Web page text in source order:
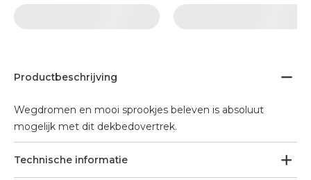
Productbeschrijving
Wegdromen en mooi sprookjes beleven is absoluut
mogelijk met dit dekbedovertrek.
Technische informatie